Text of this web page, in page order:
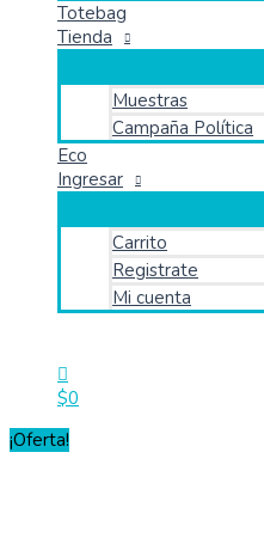
Totebag
Tienda
Muestras
Campaña Política
Eco
Ingresar
Carrito
Registrate
Mi cuenta
$0
¡Oferta!